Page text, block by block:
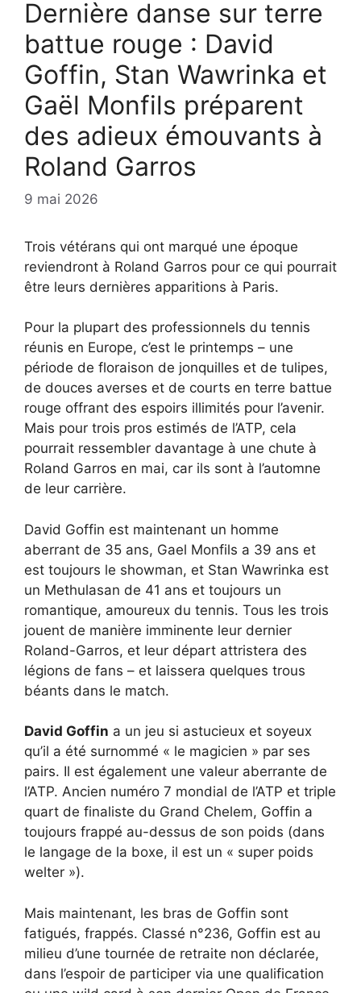
Dernière danse sur terre
battue rouge : David
Goffin, Stan Wawrinka et
Gaël Monfils préparent
des adieux émouvants à
Roland Garros
9 mai 2026
Trois vétérans qui ont marqué une époque
reviendront à Roland Garros pour ce qui pourrait
être leurs dernières apparitions à Paris.
Pour la plupart des professionnels du tennis
réunis en Europe, c’est le printemps – une
période de floraison de jonquilles et de tulipes,
de douces averses et de courts en terre battue
rouge offrant des espoirs illimités pour l’avenir.
Mais pour trois pros estimés de l’ATP, cela
pourrait ressembler davantage à une chute à
Roland Garros en mai, car ils sont à l’automne
de leur carrière.
David Goffin est maintenant un homme
aberrant de 35 ans, Gael Monfils a 39 ans et
est toujours le showman, et Stan Wawrinka est
un Methulasan de 41 ans et toujours un
romantique, amoureux du tennis. Tous les trois
jouent de manière imminente leur dernier
Roland-Garros, et leur départ attristera des
légions de fans – et laissera quelques trous
béants dans le match.
David Goffin a un jeu si astucieux et soyeux
qu’il a été surnommé « le magicien » par ses
pairs. Il est également une valeur aberrante de
l’ATP. Ancien numéro 7 mondial de l’ATP et triple
quart de finaliste du Grand Chelem, Goffin a
toujours frappé au-dessus de son poids (dans
le langage de la boxe, il est un « super poids
welter »).
Mais maintenant, les bras de Goffin sont
fatigués, frappés. Classé n°236, Goffin est au
milieu d’une tournée de retraite non déclarée,
dans l’espoir de participer via une qualification